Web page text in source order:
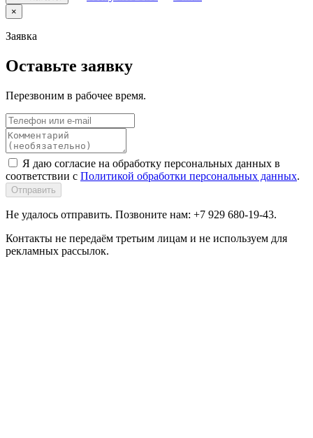
×
Заявка
Оставьте заявку
Перезвоним в рабочее время.
Я даю согласие на обработку персональных данных в
соответствии с Политикой обработки персональных данных.
Отправить
Не удалось отправить. Позвоните нам: +7 929 680-19-43.
Контакты не передаём третьим лицам и не используем для
рекламных рассылок.